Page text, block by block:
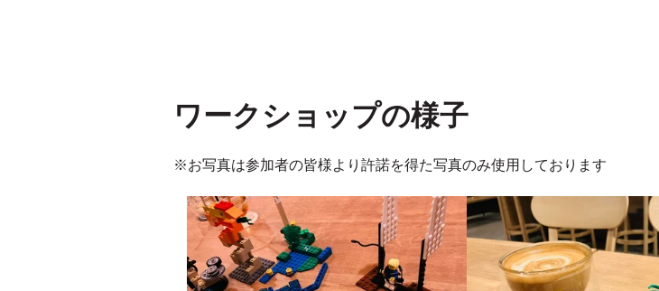
ワークショップの様子
※お写真は参加者の皆様より許諾を得た写真のみ使用しております